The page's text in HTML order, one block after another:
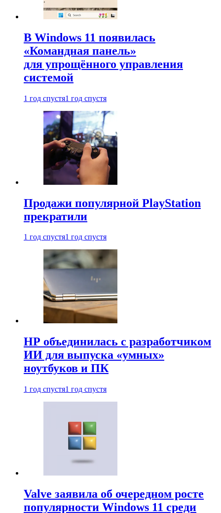
В Windows 11 появилась
«Командная панель»
для упрощённого управления
системой
1 год спустя1 год спустя
Продажи популярной PlayStation
прекратили
1 год спустя1 год спустя
HP объединилась с разработчиком
ИИ для выпуска «умных»
ноутбуков и ПК
1 год спустя1 год спустя
Valve заявила об очередном росте
популярности Windows 11 среди